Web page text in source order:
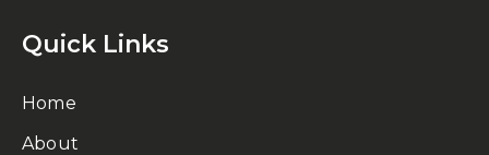
Quick Links
Home
About